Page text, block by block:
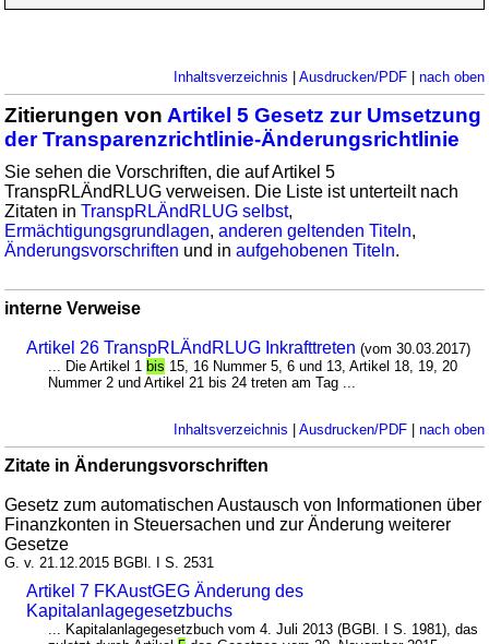
Inhaltsverzeichnis Ausdrucken/PDF| nach oben
Zitierungen von Artikel 5 Gesetz zur Umsetzung
der Transparenzrichtlinie-Änderungsrichtlinie
Sie sehen die Vorschriften, die auf Artikel 5
TranspRLÄndRLUG verweisen. Die Liste ist unterteilt nach
Zitaten inTranspRLÄndRLUG selbst,
Ermächtigungsgrundlagen,anderen geltenden Titeln,
Änderungsvorschriften und inaufgehobenen Titeln.
interne Verweise
Artikel 26 TranspRLÄndRLUG Inkrafttreten (vom 30.03.2017)
... Die Artikel 1 bis 15, 16 Nummer 5, 6 und 13, Artikel 18, 19, 20
Nummer 2 und Artikel 21 bis 24 treten am Tag ...
Inhaltsverzeichnis Ausdrucken/PDF| nach oben
Zitate in Änderungsvorschriften
Gesetz zum automatischen Austausch von Informationen über
Finanzkonten in Steuersachen und zur Änderung weiterer
Gesetze
G. v. 21.12.2015 BGBl. I S. 2531
Artikel 7 FKAustGEG Änderung des
Kapitalanlagegesetzbuchs
... Kapitalanlagegesetzbuch vom 4. Juli 2013 (BGBl. I S. 1981), das